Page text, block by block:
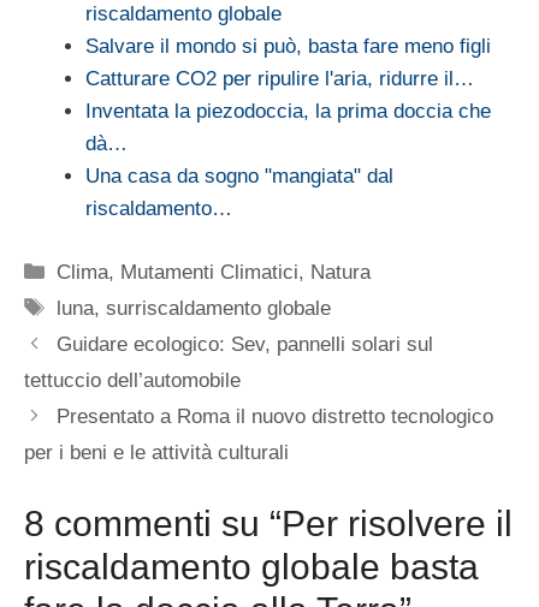
riscaldamento globale
Salvare il mondo si può, basta fare meno figli
Catturare CO2 per ripulire l'aria, ridurre il…
Inventata la piezodoccia, la prima doccia che
dà…
Una casa da sogno "mangiata" dal
riscaldamento…
Categorie
Clima, Mutamenti Climatici, Natura
Tag
luna,surriscaldamento globale
Guidare ecologico: Sev, pannelli solari sul
tettuccio dell’automobile
Presentato a Roma il nuovo distretto tecnologico
per i beni e le attività culturali
8 commenti su “Per risolvere il
riscaldamento globale basta